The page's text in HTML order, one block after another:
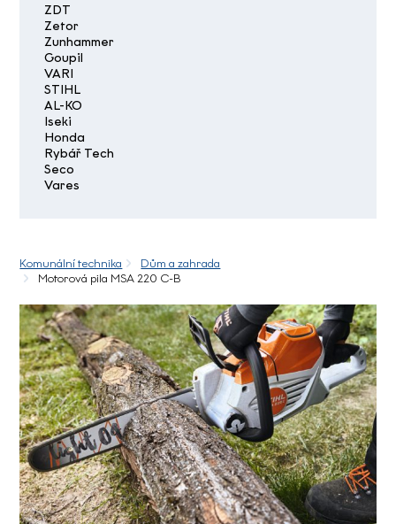
ZDT
Zetor
Zunhammer
Goupil
VARI
STIHL
AL-KO
Iseki
Honda
Rybář Tech
Seco
Vares
Komunální technika
Dům a zahrada
Motorová pila MSA 220 C-B